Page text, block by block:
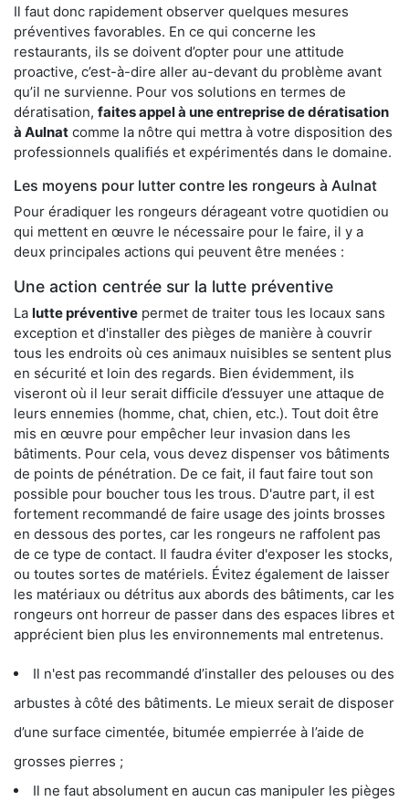
Il faut donc rapidement observer quelques mesures
préventives favorables. En ce qui concerne les
restaurants, ils se doivent d’opter pour une attitude
proactive, c’est-à-dire aller au-devant du problème avant
qu’il ne survienne. Pour vos solutions en termes de
dératisation, faites appel à une entreprise de dératisation
à Aulnat comme la nôtre qui mettra à votre disposition des
professionnels qualifiés et expérimentés dans le domaine.
Les moyens pour lutter contre les rongeurs à Aulnat
Pour éradiquer les rongeurs dérageant votre quotidien ou
qui mettent en œuvre le nécessaire pour le faire, il y a
deux principales actions qui peuvent être menées :
Une action centrée sur la lutte préventive
La lutte préventive permet de traiter tous les locaux sans
exception et d'installer des pièges de manière à couvrir
tous les endroits où ces animaux nuisibles se sentent plus
en sécurité et loin des regards. Bien évidemment, ils
viseront où il leur serait difficile d’essuyer une attaque de
leurs ennemies (homme, chat, chien, etc.). Tout doit être
mis en œuvre pour empêcher leur invasion dans les
bâtiments. Pour cela, vous devez dispenser vos bâtiments
de points de pénétration. De ce fait, il faut faire tout son
possible pour boucher tous les trous. D'autre part, il est
fortement recommandé de faire usage des joints brosses
en dessous des portes, car les rongeurs ne raffolent pas
de ce type de contact. Il faudra éviter d'exposer les stocks,
ou toutes sortes de matériels. Évitez également de laisser
les matériaux ou détritus aux abords des bâtiments, car les
rongeurs ont horreur de passer dans des espaces libres et
apprécient bien plus les environnements mal entretenus.
Il n'est pas recommandé d’installer des pelouses ou des
arbustes à côté des bâtiments. Le mieux serait de disposer
d’une surface cimentée, bitumée empierrée à l’aide de
grosses pierres ;
Il ne faut absolument en aucun cas manipuler les pièges